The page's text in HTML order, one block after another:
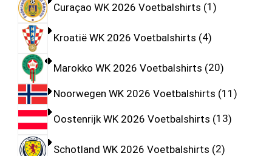
Curaçao WK 2026 Voetbalshirts 1
Kroatië WK 2026 Voetbalshirts 4
Marokko WK 2026 Voetbalshirts 20
Noorwegen WK 2026 Voetbalshirts 11
Oostenrijk WK 2026 Voetbalshirts 13
Schotland WK 2026 Voetbalshirts 2